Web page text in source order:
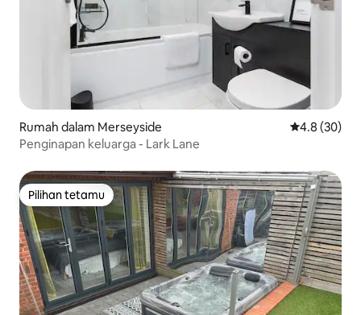
Rumah dalam Merseyside Penarafan
4.8 (30)
Penginapan keluarga - Lark Lane
Pilihan tetamu
Pilihan tetamu